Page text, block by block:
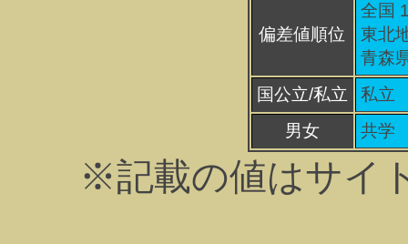
偏差値順位
全国
東北
青森
国公立/私立
私立
男女
共学
※記載の値はサイ